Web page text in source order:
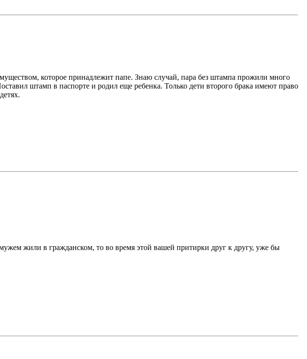
которое принадлежит папе. Знаю случай, пара без штампа прожили много
штамп в паспорте и родил еще ребенка. Только дети второго брака имеют право
жили в гражданском, то во время этой вашей притирки друг к другу, уже бы